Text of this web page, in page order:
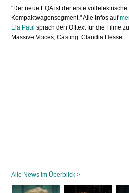
"Der neue EQA ist der erste
Kompaktwagensegment." Alle Infos auf
Ela Paul sprach den Offtext für die Filme
Massive Voices, Casting: Claudia Hesse.
Alle News im Überblick >
Navigation